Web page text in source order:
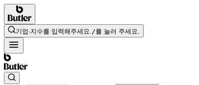
기업·지수를 입력해주세요./를 눌러 주세요.